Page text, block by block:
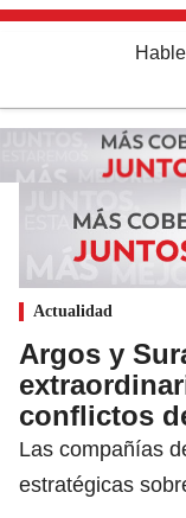
Actualidad
Argos y
conflictos
Las compañías
estratégicas